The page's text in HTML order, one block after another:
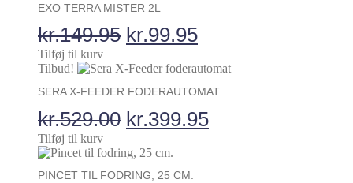
EXO TERRA MISTER 2L
kr.149.95 Den
oprindelige
pris
var:
kr.149.95.
kr.99.95Den
aktuelle
pris
er:
kr.99.95.
Tilføj til kurv
Tilbud!
SERA X-FEEDER FODERAUTOMAT
kr.529.00 Den
oprindelige
pris
kr.399.95Den
Tilføj til kurv
PINCET TIL FODRING, 25 CM.